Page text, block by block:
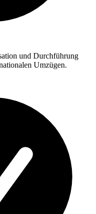
und Durchführung
Umzügen.